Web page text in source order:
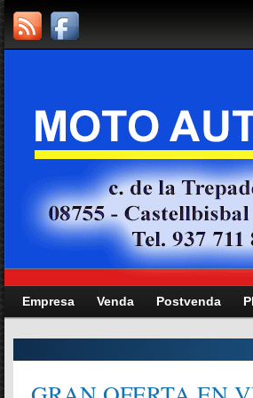
Empresa Venda Postvenda